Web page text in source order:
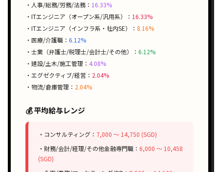
・人事/総務/労務/法務： 16.33%
・ITエンジニア（オープン系/汎用系）： 16.33%
・ITエンジニア（インフラ系・社内SE）： 8.16%
・医療/介護職： 6.12%
・士業（弁護士/税理士/会計士/その他）： 6.12%
・建設/土木/施工管理： 4.08%
・エグゼクティブ/経営： 2.04%
・物流/倉庫管理： 2.04%
💰 平均給与レンジ
・コンサルティング： 7,000 〜 14,750 (SGD)
・財務/会計/経理/その他金融専門職： 6,000 〜 10,458
(SGD)